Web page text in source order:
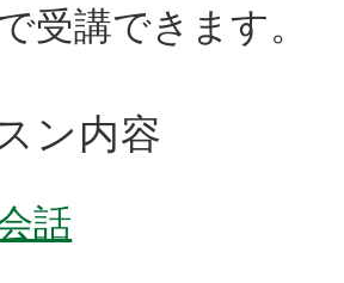
受講できます。
ン内容
話